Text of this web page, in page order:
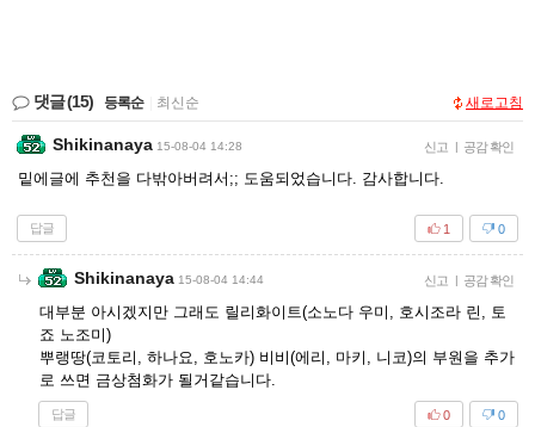
댓글(15) 등록순 최신순 새로고침
Shikinanaya 15-08-04 14:28 신고 | 공감 확인
밑에글에 추천을 다밖아버려서;; 도움되었습니다. 감사합니다.
답글 0
1
Shikinanaya 15-08-04 14:44 신고 | 공감 확인
대부분 아시겠지만 그래도 릴리화이트(소노다 우미, 호시조라 린, 토
죠 노조미)
뿌랭땅(코토리, 하나요, 호노카) 비비(에리, 마키, 니코)의 부원을 추가
로 쓰면 금상첨화가 될거같습니다.
답글 0
0